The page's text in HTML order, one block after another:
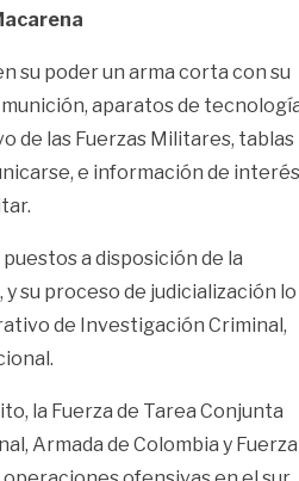
su poder un arma corta con su
aparatos de
de las Fuerzas Militares, tablas
e información de interés
a disposición de la
su proceso de judicialización lo
de Investigación Criminal,
la Fuerza de Tarea Conjunta
Armada de Colombia y Fuerza